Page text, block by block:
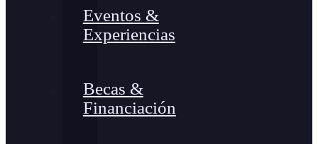
Eventos &
Experiencias
Becas &
Financiación